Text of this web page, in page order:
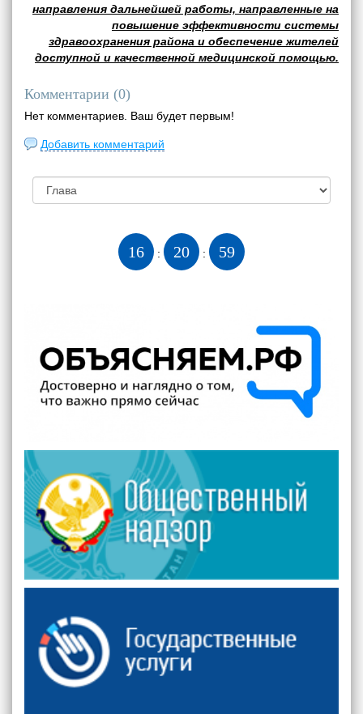
направления дальнейшей работы, направленные на
повышение эффективности системы
здравоохранения района и обеспечение жителей
доступной и качественной медицинской помощью.
Комментарии (0)
Нет комментариев. Ваш будет первым!
Добавить комментарий
16 : 21 : 00